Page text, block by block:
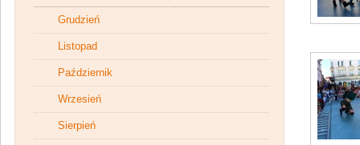
Grudzień
Listopad
Październik
Wrzesień
Sierpień